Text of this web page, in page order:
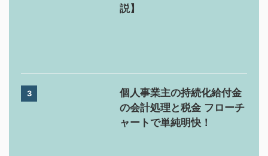
説】
3
個人事業主の持続化給付金
の会計処理と税金 フローチ
ャートで単純明快！